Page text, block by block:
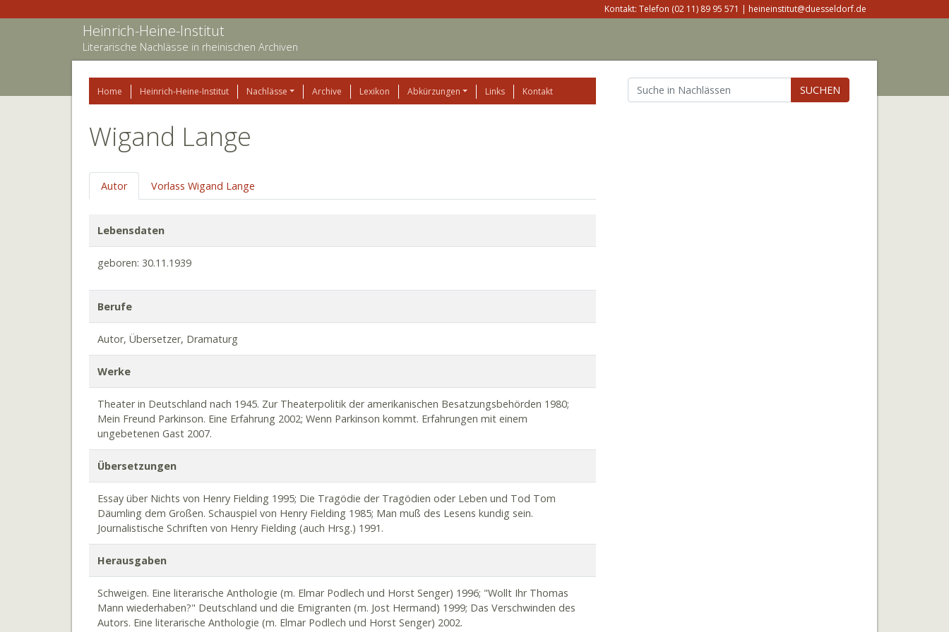
Kontakt: Telefon (02 11) 89 95 571 | heineinstitut@duesseldorf.de
Heinrich-Heine-Institut
Literarische Nachlässe in rheinischen Archiven
Home Heinrich-Heine-Institut Nachlässe Archive Lexikon Abkürzungen Links Kontakt
Wigand Lange
Autor Vorlass Wigand Lange
Lebensdaten
geboren: 30.11.1939
Berufe
Autor, Übersetzer, Dramaturg
Werke
Theater in Deutschland nach 1945. Zur Theaterpolitik der amerikanischen Besatzungsbehörden 1980;
Mein Freund Parkinson. Eine Erfahrung 2002; Wenn Parkinson kommt. Erfahrungen mit einem
ungebetenen Gast 2007.
Übersetzungen
Essay über Nichts von Henry Fielding 1995; Die Tragödie der Tragödien oder Leben und Tod Tom
Däumling dem Großen. Schauspiel von Henry Fielding 1985; Man muß des Lesens kundig sein.
Journalistische Schriften von Henry Fielding (auch Hrsg.) 1991.
Herausgaben
Schweigen. Eine literarische Anthologie (m. Elmar Podlech und Horst Senger) 1996; "Wollt Ihr Thomas
Mann wiederhaben?" Deutschland und die Emigranten (m. Jost Hermand) 1999; Das Verschwinden des
Autors. Eine literarische Anthologie (m. Elmar Podlech und Horst Senger) 2002.
SUCHEN